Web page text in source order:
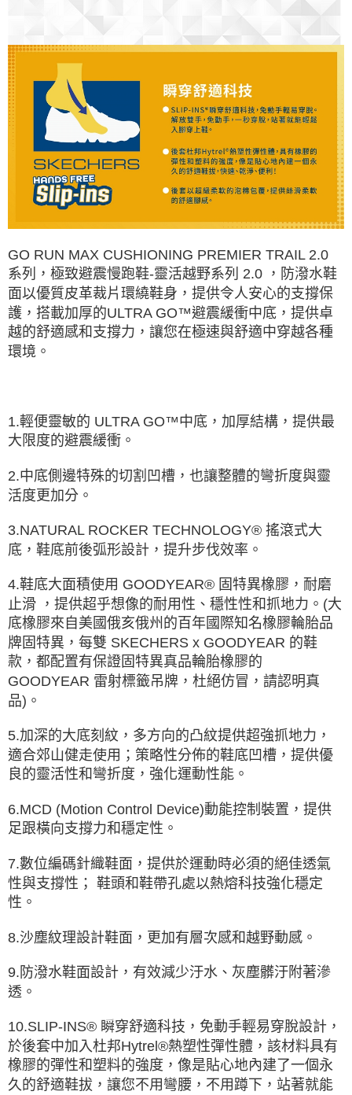
GO RUN MAX CUSHIONING PREMIER TRAIL 2.0
系列，極致避震慢跑鞋-靈活越野系列 2.0 ，防潑水鞋
面以優質皮革裁片環繞鞋身，提供令人安心的支撐保
護，搭載加厚的ULTRA GO™避震緩衝中底，提供卓
越的舒適感和支撐力，讓您在極速與舒適中穿越各種
環境。
1.輕便靈敏的 ULTRA GO™中底，加厚結構，提供最
大限度的避震緩衝。
2.中底側邊特殊的切割凹槽，也讓整體的彎折度與靈
活度更加分。
3.NATURAL ROCKER TECHNOLOGY® 搖滾式大
底，鞋底前後弧形設計，提升步伐效率。
4.鞋底大面積使用 GOODYEAR® 固特異橡膠，耐磨
止滑 ，提供超乎想像的耐用性、穩性性和抓地力。(大
底橡膠來自美國俄亥俄州的百年國際知名橡膠輪胎品
牌固特異，每雙 SKECHERS x GOODYEAR 的鞋
款，都配置有保證固特異真品輪胎橡膠的
GOODYEAR 雷射標籤吊牌，杜絕仿冒，請認明真
品)。
5.加深的大底刻紋，多方向的凸紋提供超強抓地力，
適合郊山健走使用；策略性分佈的鞋底凹槽，提供優
良的靈活性和彎折度，強化運動性能。
6.MCD (Motion Control Device)動能控制裝置，提供
足跟橫向支撐力和穩定性。
7.數位編碼針織鞋面，提供於運動時必須的絕佳透氣
性與支撐性； 鞋頭和鞋帶孔處以熱熔科技強化穩定
性。
8.沙塵紋理設計鞋面，更加有層次感和越野動感。
9.防潑水鞋面設計，有效減少汙水、灰塵髒汙附著滲
透。
10.SLIP-INS® 瞬穿舒適科技，免動手輕易穿脫設計，
於後套中加入杜邦Hytrel®熱塑性彈性體，該材料具有
橡膠的彈性和塑料的強度，像是貼心地內建了一個永
久的舒適鞋拔，讓您不用彎腰，不用蹲下，站著就能